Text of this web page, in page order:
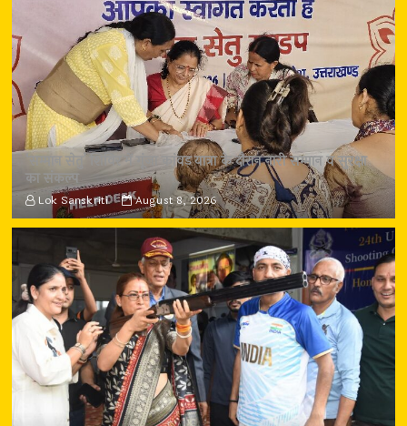
‘सम्मान सेतु’ शिविर में गूंजा कांवड़ यात्रा के दौरान नारी सम्मान व सुरक्षा
का संकल्प
Lok Sanskriti August 8, 2026